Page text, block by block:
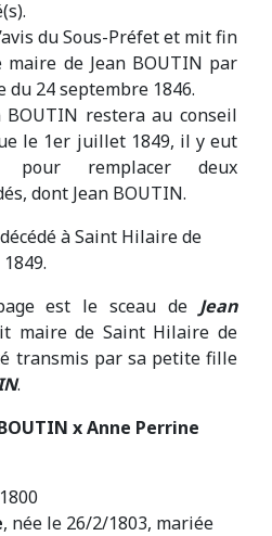
du Sous-Préfet et mit fin
maire de Jean BOUTIN par
du 24 septembre 1846.
BOUTIN restera au conseil
le 1er juillet 1849, il y eut
pour remplacer deux
dont Jean BOUTIN.
à Saint Hilaire de
est le sceau de Jean
maire de Saint Hilaire de
transmis par sa petite fille
.
x Anne Perrine
, née le 26/2/1803, mariée